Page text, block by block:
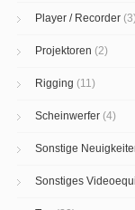
Player / Recorder (3)
Projektoren (2)
Rigging (11)
Scheinwerfer (4)
Sonstige
Sonstiges